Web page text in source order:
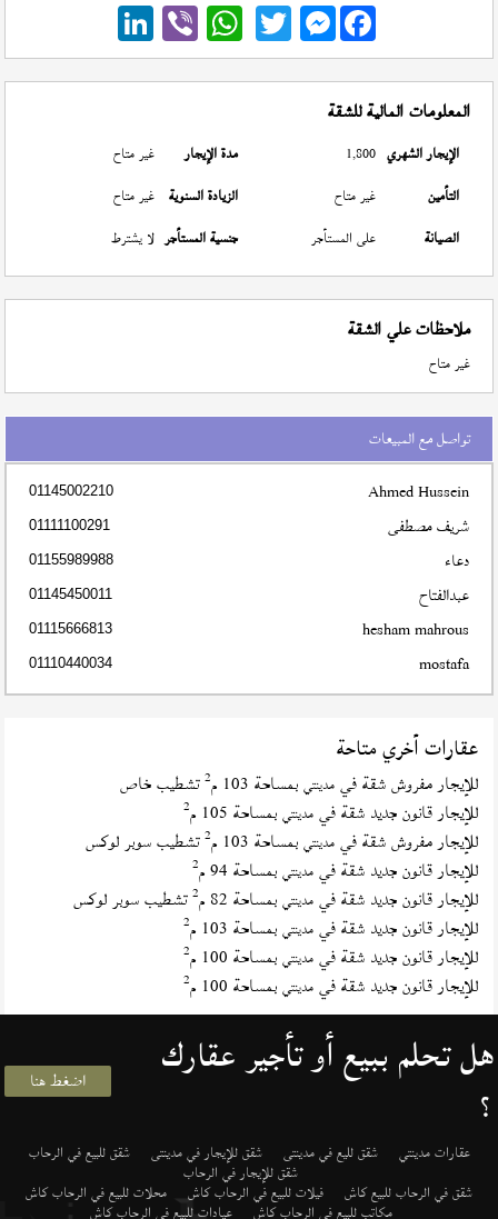
Messenger
المعلومات المالية للشقة
الإيجار الشهري 1,800 مدة الإيجار
غير متاح
التأمين
غير متاح الزيادة السنوية غير متاح
الصيانة
على المستأجر جنسية المستأجر لا يشترط
ملاحظات علي الشقة
غير متاح
تواصل مع المبيعات
Ahmed Hussein
01145002210
شريف مصطفى 01111100291
دعاء 01155989988
عبدالفتاح 01145450011
hesham mahrous
01115666813
mostafa
01110440034
عقارات أخري متاحة
للإيجار مفروش شقة فيمدينتي بمساحة 103 م 2تشطيب خاص
للإيجار قانون جديد شقة فيمدينتي بمساحة 105 م 2
للإيجار مفروش شقة فيمدينتي بمساحة 103 م 2تشطيب سوبر لوكس
للإيجار قانون جديد شقة فيمدينتي بمساحة 94 م 2
للإيجار قانون جديد شقة فيمدينتي بمساحة 82 م 2تشطيب سوبر لوكس
للإيجار قانون جديد شقة فيمدينتي بمساحة 103 م 2
للإيجار قانون جديد شقة فيمدينتي بمساحة 100 م 2
للإيجار قانون جديد شقة فيمدينتي بمساحة 100 م 2
هل تحلم ببيع أو تأجير عقارك
؟ اضغط هنا
عقارات مدينتي شقق لليع في مدينتى شقق للإيجار في مدينتى شقق للبيع في الرحاب
شقق للإيجار في الرحاب
شقق في الرحاب للبيع كاش فيلات للبيع في الرحاب كاش محلات للبيع في الرحاب كاش
مكاتب للبيع في الرحاب كاش عيادات للبيع في الرحاب كاش